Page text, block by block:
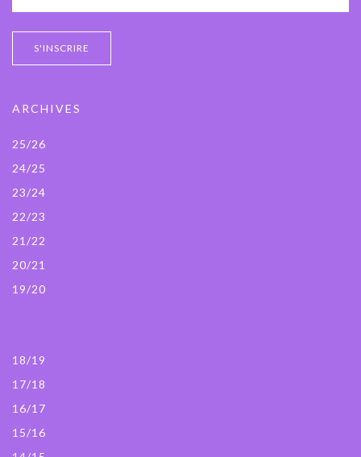
ARCHIVES
25/26
24/25
23/24
22/23
21/22
20/21
19/20
18/19
17/18
16/17
15/16